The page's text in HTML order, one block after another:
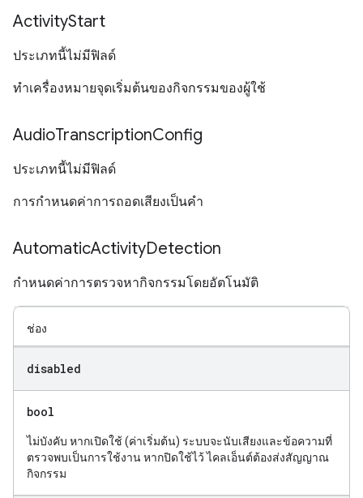
ActivityStart
ประเภทนี้ไม่มีฟิลด์
ทําเครื่องหมายจุดเริ่มต้นของกิจกรรมของผู้ใช้
AudioTranscriptionConfig
ประเภทนี้ไม่มีฟิลด์
การกำหนดค่าการถอดเสียงเป็นคำ
AutomaticActivityDetection
กำหนดค่าการตรวจหากิจกรรมโดยอัตโนมัติ
ช่อง
disabled
bool
ไม่บังคับ หากเปิดใช้ (ค่าเริ่มต้น) ระบบจะนับเสียงและข้อความที่
ตรวจพบเป็นการใช้งาน หากปิดใช้ไว้ ไคลเอ็นต์ต้องส่งสัญญาณ
กิจกรรม